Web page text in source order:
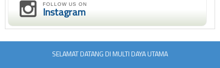
FOLLOW US ON
Instagram
SELAMAT DATANG DI MULTI DAYA UTAMA